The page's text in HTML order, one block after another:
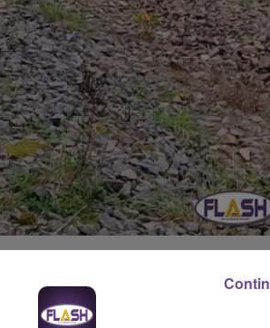
vivement à une proposition visant à
d’intercommunalité de Charente
à 2x2 voies de la RN141